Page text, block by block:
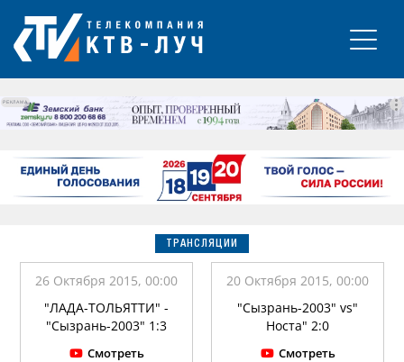
РЕКЛАМА
ТРАНСЛЯЦИИ
26 Октября 2015, 00:00
"ЛАДА-ТОЛЬЯТТИ" -
"Сызрань-2003" 1:3
Смотреть
20 Октября 2015, 00:00
"Сызрань-2003" vs"
Носта" 2:0
Смотреть